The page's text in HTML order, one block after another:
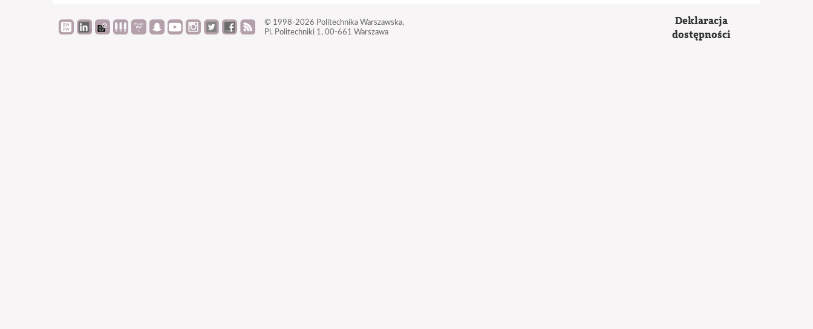
© 1998-2026 Politechnika Warszawska,
Pl. Politechniki 1, 00-661 Warszawa
Deklaracja
dostępności